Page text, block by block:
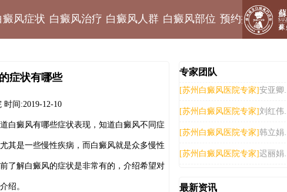
癜风症状 白癜风治疗 白癜风人群 白癜风部位 预约挂号
症状有哪些
时间:2019-12-10
癜风有哪些症状表现，知道白癜风不同症
其是一些慢性疾病，而白癜风就是众多慢性
了解白癜风的症状是非常有的，介绍希望对
绍。
专家团队
[苏州白癜风医院专家]安亚卿..
[苏州白癜风医院专家]刘红伟..
[苏州白癜风医院专家]韩立娟..
[苏州白癜风医院专家]迟丽娟..
最新资讯